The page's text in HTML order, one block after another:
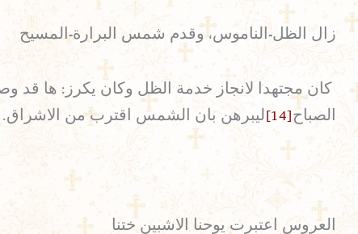
زال الظل-الناموس، وقدم شمس البرارة-المسيح
كان مجتهدا لانجاز خدمة الظل وكان يكرز: ها قد
الصباح[14] ليبرهن بان الشمس اقترب من الاشراق.
العروس اعتبرت يوحنا الاشبين ختنا